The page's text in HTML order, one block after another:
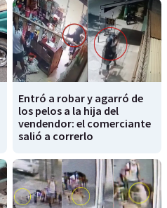
Entró a robar y agarró de
los pelos a la hija del
vendendor: el comerciante
salió a correrlo